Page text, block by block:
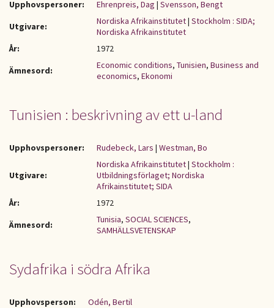
Upphovspersoner: Ehrenpreis, Dag | Svensson, Bengt
Utgivare:
Nordiska Afrikainstitutet| Stockholm : SIDA;
Nordiska Afrikainstitutet
År:
1972
Ämnesord:
Economic conditions, Tunisien, Business and
economics, Ekonomi
Tunisien : beskrivning av ett u-land
Upphovspersoner: Rudebeck, Lars | Westman, Bo
Utgivare:
Nordiska Afrikainstitutet| Stockholm :
Utbildningsförlaget; Nordiska
Afrikainstitutet; SIDA
År:
1972
Ämnesord:
Tunisia, SOCIAL SCIENCES,
SAMHÄLLSVETENSKAP
Sydafrika i södra Afrika
Upphovsperson:
Odén, Bertil